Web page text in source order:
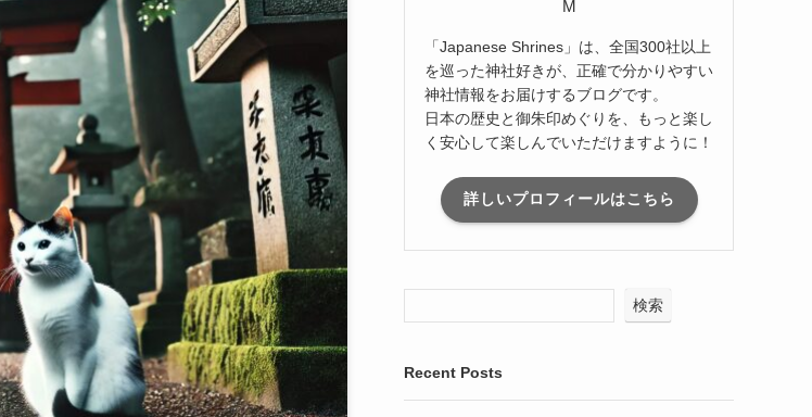
M
「Japanese Shrines」は、全国300社以上
を巡った神社好きが、正確で分かりやすい
神社情報をお届けするブログです。
日本の歴史と御朱印めぐりを、もっと楽し
く安心して楽しんでいただけますように！
詳しいプロフィールはこちら
検索
Recent Posts